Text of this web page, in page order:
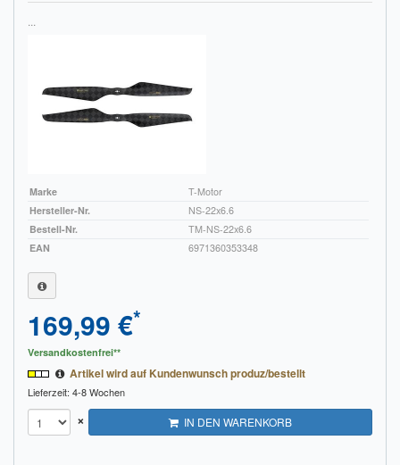
...
Marke
T-Motor
Hersteller-Nr.
NS-22x6.6
Bestell-Nr.
TM-NS-22x6.6
EAN
6971360353348
169,99 €*
Versandkostenfrei**
Artikel wird auf Kundenwunsch produz/bestellt
Lieferzeit: 4-8 Wochen
× IN DEN WARENKORB